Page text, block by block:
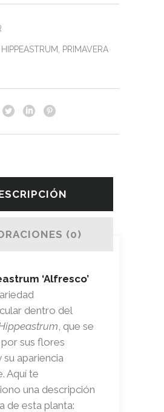
HIPPEASTRUM
PRIMAVERA
(0)
‘Alfresco’
dentro del
, que se
sus flores
su apariencia
Aquí te
una descripción
de esta planta: